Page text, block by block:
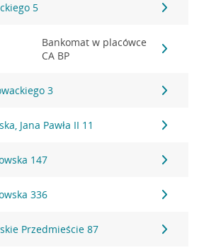
5
Bankomat w placówce
CA BP
3
Jana Pawła II 11
147
336
Przedmieście 87